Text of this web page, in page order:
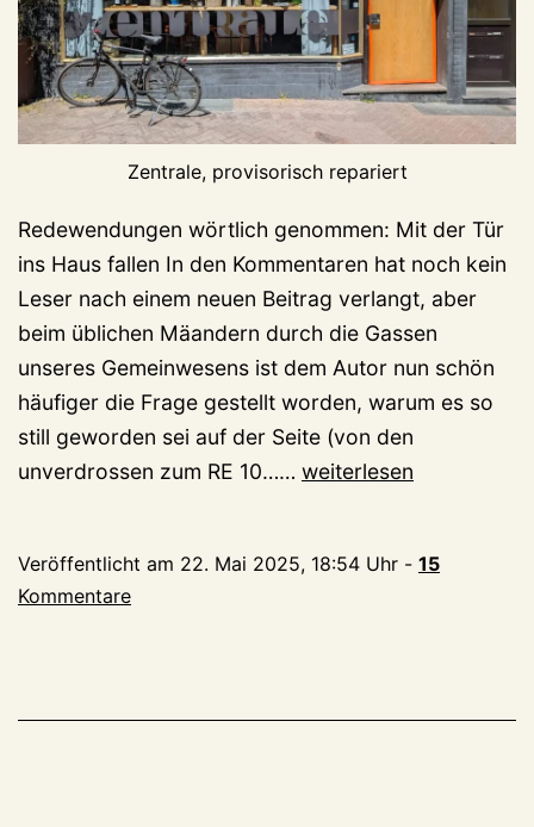
Zentrale, provisorisch repariert
Redewendungen wörtlich genommen: Mit der Tür
ins Haus fallen In den Kommentaren hat noch kein
Leser nach einem neuen Beitrag verlangt, aber
beim üblichen Mäandern durch die Gassen
unseres Gemeinwesens ist dem Autor nun schön
häufiger die Frage gestellt worden, warum es so
still geworden sei auf der Seite (von den
unverdrossen zum RE 10…… Warum
kleveblog
weiterlesen
Veröffentlicht am 22. Mai 2025, 18:54 Uhr - 15
Kommentare